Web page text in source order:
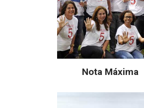
Nota Máxima